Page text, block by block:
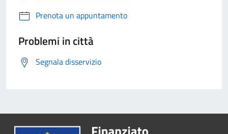
Prenota un appuntamento
Problemi in città
Segnala disservizio